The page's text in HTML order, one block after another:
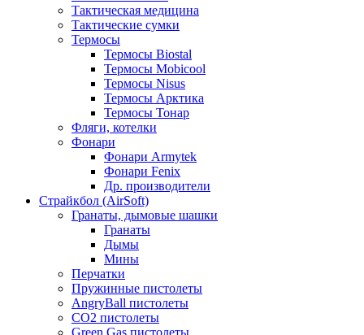
Тактическая медицина
Тактические сумки
Термосы
Термосы Biostal
Термосы Mobicool
Термосы Nisus
Термосы Арктика
Термосы Тонар
Фляги, котелки
Фонари
Фонари Armytek
Фонари Fenix
Др. производители
Страйкбол (AirSoft)
Гранаты, дымовые шашки
Гранаты
Дымы
Мины
Перчатки
Пружинные пистолеты
AngryBall пистолеты
CO2 пистолеты
Green Gas пистолеты